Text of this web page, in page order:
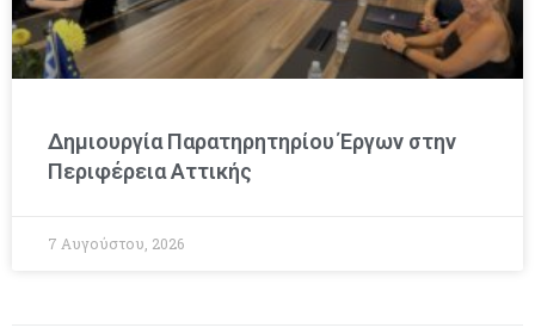
Δημιουργία Παρατηρητηρίου Έργων στην
Περιφέρεια Αττικής
7 Αυγούστου, 2026